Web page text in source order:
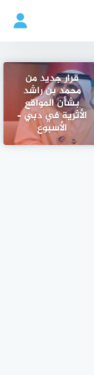
قرار جديد من
محمد بن راشد
بشأن المواقع
الأثرية في دبي –
الأسبوع